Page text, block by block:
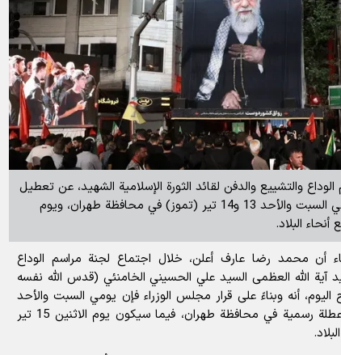
والتشييع والدفن لقائد الثورة الإسلامية الشهيد، عن تعطيل
الدوائر والمؤسسات يومي السبت والأحد 13 و14 تير (تموز) في محافظة طهران، ويوم
أن محمد رضا عارف أعلن، خلال اجتماع لجنة مراسم الوداع
آية الله العظمى السيد علي الحسيني الخامنئي (قدس الله نفسه
أنه وبناءً على قرار مجلس الوزراء فإن يومي السبت والأحد
13 و14 تير سيكونان عطلة رسمية في محافظة طهران، فيما سيكون يوم الاثنين 15 تير